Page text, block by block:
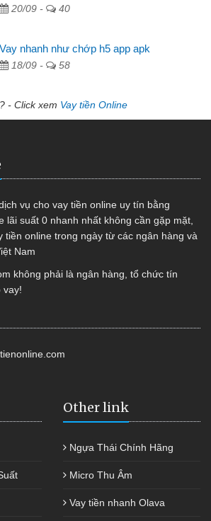
20/09 - 40
Vay nhanh như chớp h5 app apk
18/09 - 58
- Click xem Vay tiền Online
vụ cho vay tiền online uy tín bằng
lãi suất 0 nhanh nhất không cần gặp mặt,
tiền online trong ngày từ các ngân hàng và
Nam
không phải là ngân hàng, tổ chức tín
vay!
Other link
Ngựa Thái Chính Hãng
Micro Thu Âm
Vay tiền nhanh Olava